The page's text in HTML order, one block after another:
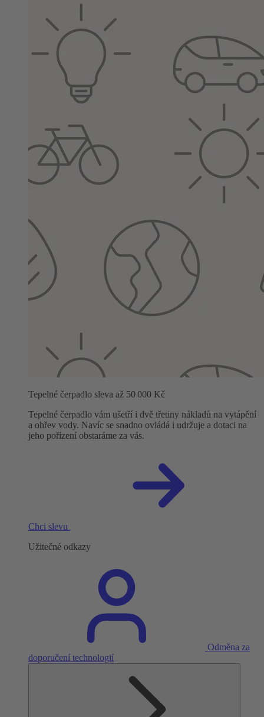
Tepelné čerpadlo sleva až 50 000 Kč
Tepelné čerpadlo vám ušetří i dvě třetiny nákladů na vytápění
a ohřev vody. Navíc se snadno ovládá i udržuje a dotaci na
jeho pořízení obstaráme za vás.
Chci slevu
Užitečné odkazy
Odměna za
doporučení technologií